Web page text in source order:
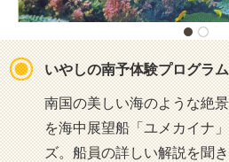
いやしの南予体験プログラム
南国の美しい海のような絶
を海中展望船「ユメカイナ
ズ。船員の詳しい解説を聞